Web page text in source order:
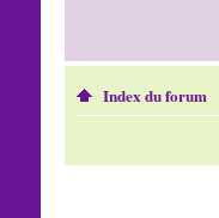
Index du forum